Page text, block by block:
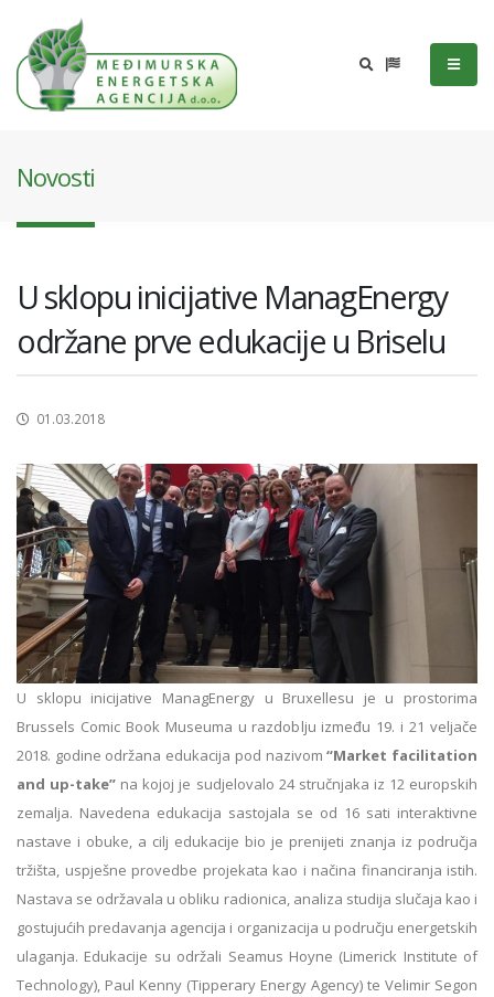
Novosti
U sklopu inicijative ManagEnergy
održane prve edukacije u Briselu
01.03.2018
U sklopu inicijative ManagEnergy u Bruxellesu je u prostorima
Brussels Comic Book Museuma u razdoblju između 19. i 21 veljače
2018. godine održana edukacija pod nazivom“Market facilitation
and up-take” na kojoj je sudjelovalo 24 stručnjaka iz 12 europskih
zemalja. Navedena edukacija sastojala se od 16 sati interaktivne
nastave i obuke, a cilj edukacije bio je prenijeti znanja iz područja
tržišta, uspješne provedbe projekata kao i načina financiranja istih.
Nastava se održavala u obliku radionica, analiza studija slučaja kao i
gostujućih predavanja agencija i organizacija u području energetskih
ulaganja. Edukacije su održali Seamus Hoyne (Limerick Institute of
Technology), Paul Kenny (Tipperary Energy Agency) te Velimir Segon